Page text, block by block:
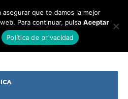
asegurar que te damos la mejor
Para continuar, pulsa Aceptar
Política de privacidad